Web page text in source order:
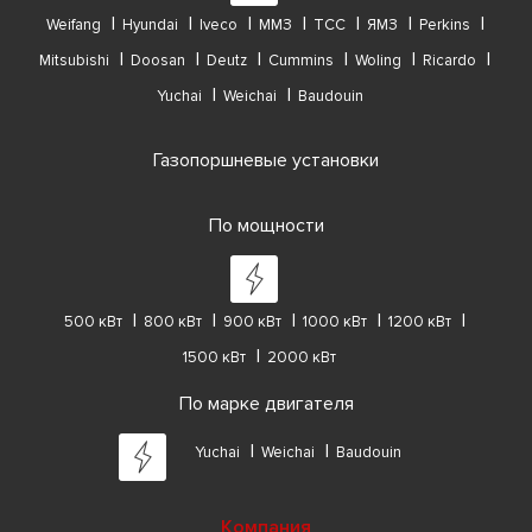
Weifang Hyundai Iveco ММЗ ТСС ЯМЗ
Perkins
Mitsubishi
Doosan Deutz Cummins Woling
Ricardo
Yuchai
Weichai Baudouin
Газопоршневые установки
По мощности
500 кВт 800 кВт 900 кВт 1000 кВт
1200 кВт
1500 кВт
2000 кВт
По марке двигателя
Yuchai Weichai Baudouin